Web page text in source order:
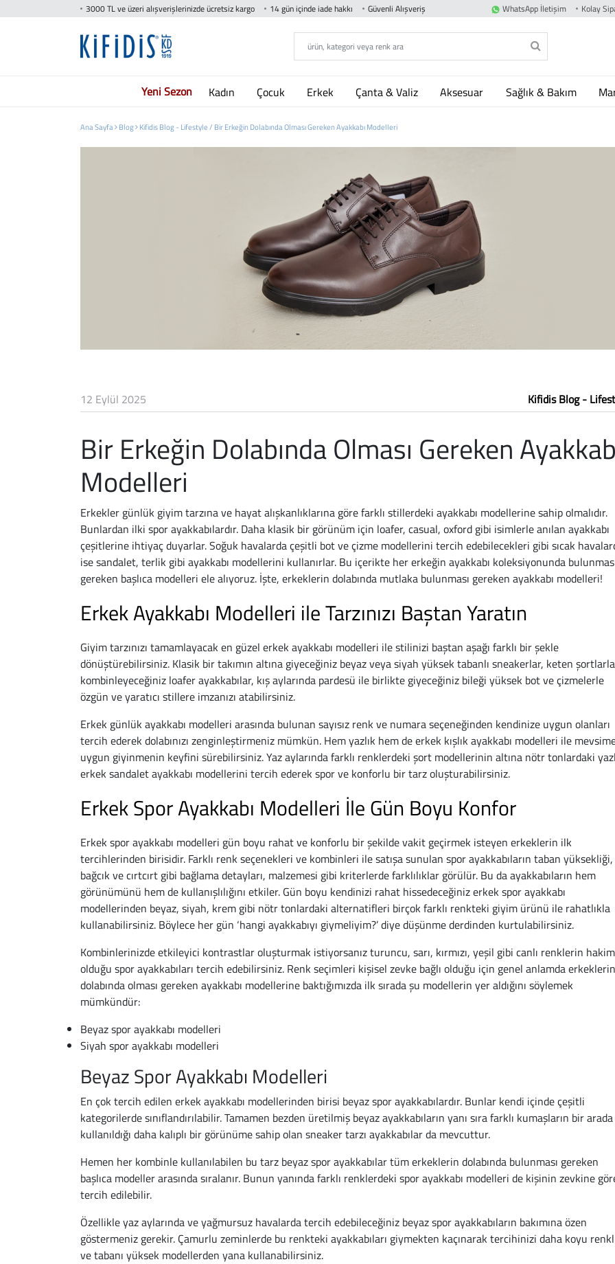
3000 TL ve üzeri alışverişlerinizde ücretsiz kargo 14 gün içinde iade hakkı Güvenli Alışveriş WhatsApp İletişim Kolay
Yeni Sezon Kadın Çocuk Erkek Çanta & Valiz Aksesuar Sağlık & Bakım
Ana Sayfa Blog Kifidis Blog - Lifestyle / Bir Erkeğin Dolabında Olması Gereken Ayakkabı Modelleri
12 Eylül 2025 Kifidis Blog -
Bir Erkeğin Dolabında Olması Gereken
Modelleri
Erkekler günlük giyim tarzına ve hayat alışkanlıklarına göre farklı stillerdeki ayakkabı modellerine sahip olmalıdır.
Bunlardan ilki spor ayakkabılardır. Daha klasik bir görünüm için loafer, casual, oxford gibi isimlerle anılan ayakkabı
çeşitlerine ihtiyaç duyarlar. Soğuk havalarda çeşitli bot ve çizme modellerini tercih edebilecekleri gibi sıcak
ise sandalet, terlik gibi ayakkabı modellerini kullanırlar. Bu içerikte her erkeğin ayakkabı koleksiyonunda
gereken başlıca modelleri ele alıyoruz. İşte, erkeklerin dolabında mutlaka bulunması gereken ayakkabı modelleri!
Erkek Ayakkabı Modelleri ile Tarzınızı Baştan Yaratın
Giyim tarzınızı tamamlayacak en güzel erkek ayakkabı modelleri ile stilinizi baştan aşağı farklı bir şekle
dönüştürebilirsiniz. Klasik bir takımın altına giyeceğiniz beyaz veya siyah yüksek tabanlı sneakerlar, keten şortlarla
kombinleyeceğiniz loafer ayakkabılar, kış aylarında pardesü ile birlikte giyeceğiniz bileği yüksek bot ve çizmelerle
özgün ve yaratıcı stillere imzanızı atabilirsiniz.
Erkek günlük ayakkabı modelleri arasında bulunan sayısız renk ve numara seçeneğinden kendinize uygun olanları
tercih ederek dolabınızı zenginleştirmeniz mümkün. Hem yazlık hem de erkek kışlık ayakkabı modelleri ile
uygun giyinmenin keyfini sürebilirsiniz. Yaz aylarında farklı renklerdeki şort modellerinin altına nötr tonlardaki
erkek sandalet ayakkabı modellerini tercih ederek spor ve konforlu bir tarz oluşturabilirsiniz.
Erkek Spor Ayakkabı Modelleri İle Gün Boyu Konfor
Erkek spor ayakkabı modelleri gün boyu rahat ve konforlu bir şekilde vakit geçirmek isteyen erkeklerin ilk
tercihlerinden birisidir. Farklı renk seçenekleri ve kombinleri ile satışa sunulan spor ayakkabıların taban yüksekliği,
bağcık ve cırtcırt gibi bağlama detayları, malzemesi gibi kriterlerde farklılıklar görülür. Bu da ayakkabıların hem
görünümünü hem de kullanışlılığını etkiler. Gün boyu kendinizi rahat hissedeceğiniz erkek spor ayakkabı
modellerinden beyaz, siyah, krem gibi nötr tonlardaki alternatifleri birçok farklı renkteki giyim ürünü ile rahatlıkla
kullanabilirsiniz. Böylece her gün ‘hangi ayakkabıyı giymeliyim?’ diye düşünme derdinden kurtulabilirsiniz.
Kombinlerinizde etkileyici kontrastlar oluşturmak istiyorsanız turuncu, sarı, kırmızı, yeşil gibi canlı renklerin hakim
olduğu spor ayakkabıları tercih edebilirsiniz. Renk seçimleri kişisel zevke bağlı olduğu için genel anlamda erkeklerin
dolabında olması gereken ayakkabı modellerine baktığımızda ilk sırada şu modellerin yer aldığını söylemek
mümkündür:
Beyaz spor ayakkabı modelleri
Siyah spor ayakkabı modelleri
Beyaz Spor Ayakkabı Modelleri
En çok tercih edilen erkek ayakkabı modellerinden birisi beyaz spor ayakkabılardır. Bunlar kendi içinde çeşitli
kategorilerde sınıflandırılabilir. Tamamen bezden üretilmiş beyaz ayakkabıların yanı sıra farklı kumaşların bir arada
kullanıldığı daha kalıplı bir görünüme sahip olan sneaker tarzı ayakkabılar da mevcuttur.
Hemen her kombinle kullanılabilen bu tarz beyaz spor ayakkabılar tüm erkeklerin dolabında bulunması gereken
başlıca modeller arasında sıralanır. Bunun yanında farklı renklerdeki spor ayakkabı modelleri de kişinin zevkine
tercih edilebilir.
Özellikle yaz aylarında ve yağmursuz havalarda tercih edebileceğiniz beyaz spor ayakkabıların bakımına özen
göstermeniz gerekir. Çamurlu zeminlerde bu renkteki ayakkabıları giymekten kaçınarak tercihinizi daha koyu
ve tabanı yüksek modellerden yana kullanabilirsiniz.